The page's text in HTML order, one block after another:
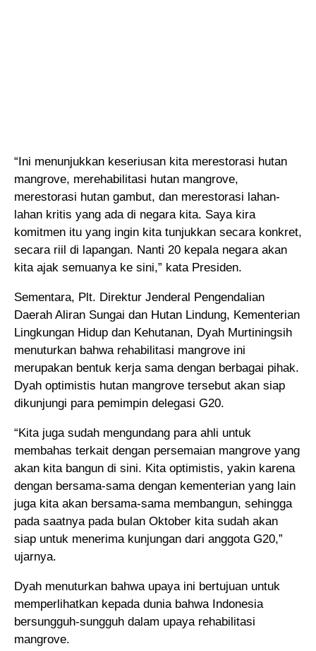
“Ini menunjukkan keseriusan kita merestorasi hutan
mangrove, merehabilitasi hutan mangrove,
merestorasi hutan gambut, dan merestorasi lahan-
lahan kritis yang ada di negara kita. Saya kira
komitmen itu yang ingin kita tunjukkan secara konkret,
secara riil di lapangan. Nanti 20 kepala negara akan
kita ajak semuanya ke sini,” kata Presiden.
Sementara, Plt. Direktur Jenderal Pengendalian
Daerah Aliran Sungai dan Hutan Lindung, Kementerian
Lingkungan Hidup dan Kehutanan, Dyah Murtiningsih
menuturkan bahwa rehabilitasi mangrove ini
merupakan bentuk kerja sama dengan berbagai pihak.
Dyah optimistis hutan mangrove tersebut akan siap
dikunjungi para pemimpin delegasi G20.
“Kita juga sudah mengundang para ahli untuk
membahas terkait dengan persemaian mangrove yang
akan kita bangun di sini. Kita optimistis, yakin karena
dengan bersama-sama dengan kementerian yang lain
juga kita akan bersama-sama membangun, sehingga
pada saatnya pada bulan Oktober kita sudah akan
siap untuk menerima kunjungan dari anggota G20,”
ujarnya.
Dyah menuturkan bahwa upaya ini bertujuan untuk
memperlihatkan kepada dunia bahwa Indonesia
bersungguh-sungguh dalam upaya rehabilitasi
mangrove.